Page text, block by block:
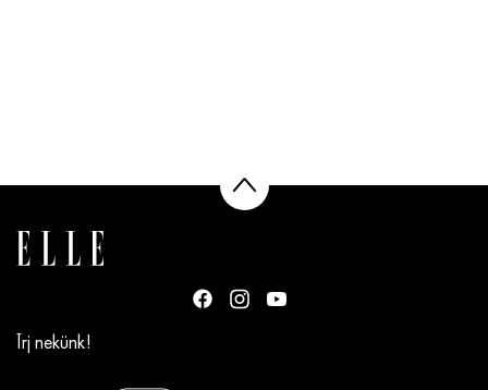
Írj nekünk!